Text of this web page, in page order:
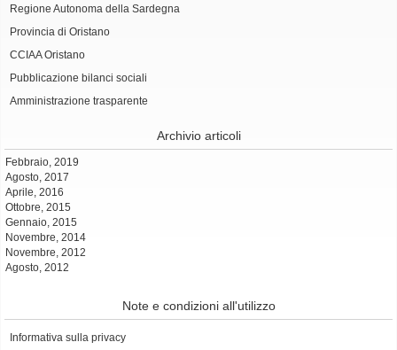
Regione Autonoma della Sardegna
Provincia di Oristano
CCIAA Oristano
Pubblicazione bilanci sociali
Amministrazione trasparente
Archivio articoli
Febbraio, 2019
Agosto, 2017
Aprile, 2016
Ottobre, 2015
Gennaio, 2015
Novembre, 2014
Novembre, 2012
Agosto, 2012
Note e condizioni all'utilizzo
Informativa sulla privacy